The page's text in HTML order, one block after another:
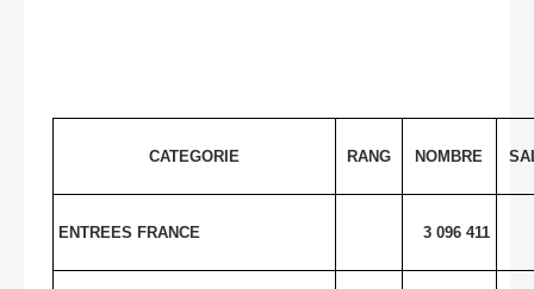
CATEGORIE RANG NOMBRE
ENTREES FRANCE 3 096 411